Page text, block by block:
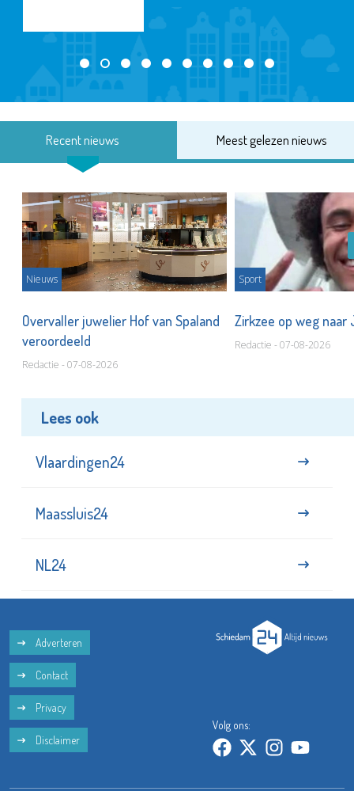
Recent nieuws Meest gelezen nieuws
Nieuws
Overvaller juwelier Hof van Spaland
veroordeeld
Redactie - 07-08-2026
Sport
Zirkzee op weg
Redactie - 07-08-2026
Lees ook
Vlaardingen24
Maassluis24
NL24
Adverteren
Contact
Privacy
Disclaimer
Volg ons: